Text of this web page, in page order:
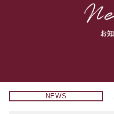
お
NEWS